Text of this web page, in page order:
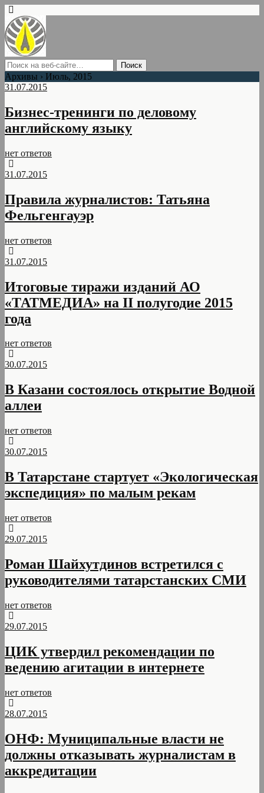
Архивы › Июль, 2015
31.07.2015
Бизнес-тренинги по деловому
английскому языку
нет ответов
31.07.2015
Правила журналистов: Татьяна
Фельгенгауэр
нет ответов
31.07.2015
Итоговые тиражи изданий АО
«ТАТМЕДИА» на II полугодие 2015
года
нет ответов
30.07.2015
В Казани состоялось открытие Водной
аллеи
нет ответов
30.07.2015
В Татарстане стартует «Экологическая
экспедиция» по малым рекам
нет ответов
29.07.2015
Роман Шайхутдинов встретился с
руководителями татарстанских СМИ
нет ответов
29.07.2015
ЦИК утвердил рекомендации по
ведению агитации в интернете
нет ответов
28.07.2015
ОНФ: Муниципальные власти не
должны отказывать журналистам в
аккредитации